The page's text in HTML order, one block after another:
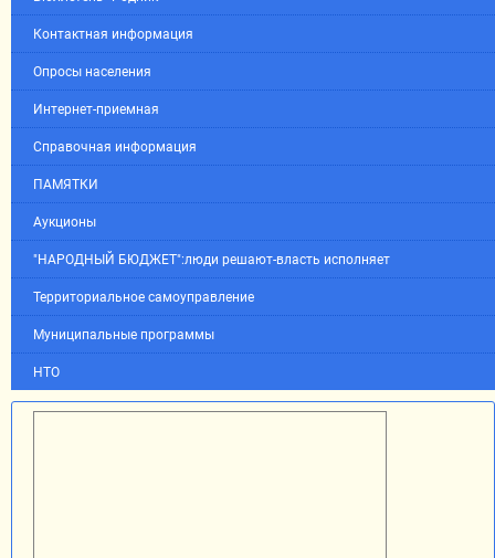
Контактная информация
Опросы населения
Интернет-приемная
Справочная информация
ПАМЯТКИ
Аукционы
"НАРОДНЫЙ БЮДЖЕТ":люди решают-власть исполняет
Территориальное самоуправление
Муниципальные программы
НТО